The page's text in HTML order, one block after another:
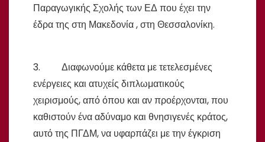
Παραγωγικής Σχολής των ΕΔ που έχει την
έδρα της στη Μακεδονία , στη Θεσσαλονίκη.
3. Διαφωνούμε κάθετα με τετελεσμένες
ενέργειες και ατυχείς διπλωματικούς
χειρισμούς, από όπου και αν προέρχονται, που
καθιστούν ένα αδύναμο και θνησιγενές κράτος,
αυτό της ΠΓΔΜ, να υφαρπάζει με την έγκριση